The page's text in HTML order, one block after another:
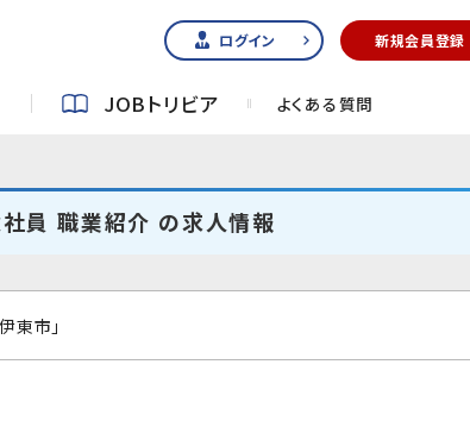
ログイン 新規会員登録
JOBトリビア よくある質問
社員 職業紹介 の求人情報
東市」